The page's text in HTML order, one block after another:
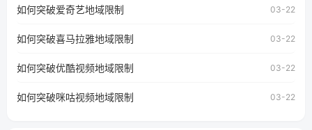
地区及版权限制问题，且仅能在中国大陆地区播放。 遇到这
户收听网易云音乐地区版权限制」的问题，无论人在香港、
工作、留学、定居等，都可以使用，不再因地区和版权限制
所困扰。
如何突破爱奇艺地域限制 03-22
如何突破喜马拉雅地域限制 03-22
如何突破优酷视频地域限制 03-22
如何突破咪咕视频地域限制 03-22